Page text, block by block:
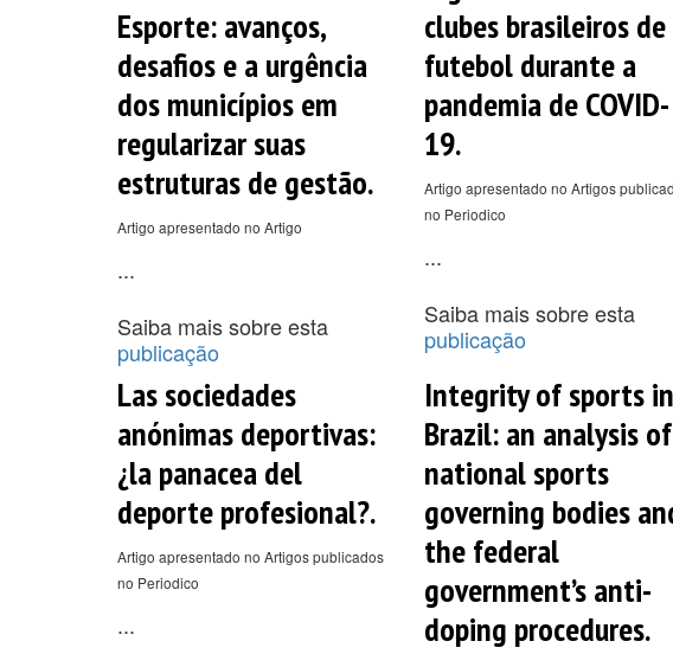
Esporte: avanços,
desafios e a urgência
dos municípios em
regularizar suas
estruturas de gestão.
Artigo apresentado no Artigo
...
Saiba mais sobre esta
publicação
clubes brasileiros de
futebol durante a
pandemia de COVID-
19.
Artigo apresentado no Artigos
no Periodico
...
Saiba mais sobre esta
publicação
Las sociedades
anónimas deportivas:
¿la panacea del
deporte profesional?.
Artigo apresentado no Artigos publicados
no Periodico
...
Integrity of sports in
Brazil: an analysis of
national sports
governing bodies
the federal
government’s anti-
doping procedures.